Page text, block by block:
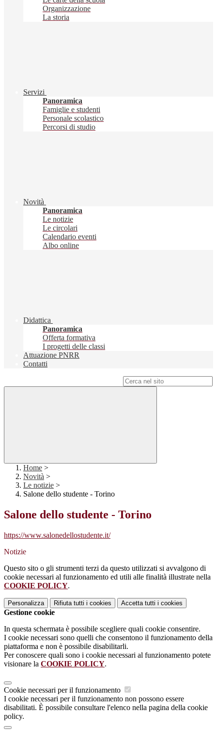
Organizzazione
La storia
Servizi
Panoramica
Famiglie e studenti
Personale scolastico
Percorsi di studio
Novità
Panoramica
Le notizie
Le circolari
Calendario eventi
Albo online
Didattica
Panoramica
Offerta formativa
I progetti delle classi
Attuazione PNRR
Contatti
Home >
Novità >
Le notizie >
Salone dello studente - Torino
Salone dello studente - Torino
https://www.salonedellostudente.it/
Notizie
Questo sito o gli strumenti terzi da questo utilizzati si avvalgono di
cookie necessari al funzionamento ed utili alle finalità illustrate nella
COOKIE POLICY.
Personalizza Rifiuta tutti i cookies Accetta tutti i cookies
Gestione cookie
In questa schermata è possibile scegliere quali cookie consentire.
I cookie necessari sono quelli che consentono il funzionamento della
piattaforma e non è possibile disabilitarli.
Per conoscere quali sono i cookie necessari al funzionamento potete
visionare la COOKIE POLICY.
Cookie necessari per il funzionamento
I cookie necessari per il funzionamento non possono essere
disabilitati. È possibile consultare l'elenco nella pagina della cookie
policy.